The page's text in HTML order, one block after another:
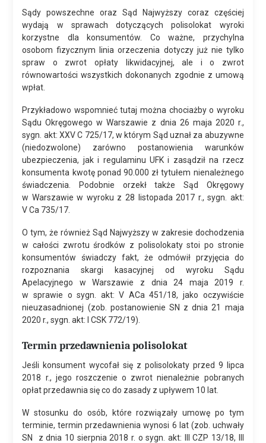
Sądy powszechne oraz Sąd Najwyższy coraz częściej
wydają w sprawach dotyczących polisolokat wyroki
korzystne dla konsumentów. Co ważne, przychylna
osobom fizycznym linia orzeczenia dotyczy już nie tylko
spraw o zwrot opłaty likwidacyjnej, ale i o zwrot
równowartości wszystkich dokonanych zgodnie z umową
wpłat.
Przykładowo wspomnieć tutaj można chociażby o wyroku
Sądu Okręgowego w Warszawie z dnia 26 maja 2020 r.,
sygn. akt: XXV C 725/17, w którym Sąd uznał za abuzywne
(niedozwolone) zarówno postanowienia warunków
ubezpieczenia, jak i regulaminu UFK i zasądził na rzecz
konsumenta kwotę ponad 90.000 zł tytułem nienależnego
świadczenia. Podobnie orzekł także Sąd Okręgowy
w Warszawie w wyroku z 28 listopada 2017 r., sygn. akt:
V Ca 735/17.
O tym, że również Sąd Najwyższy w zakresie dochodzenia
w całości zwrotu środków z polisolokaty stoi po stronie
konsumentów świadczy fakt, że odmówił przyjęcia do
rozpoznania skargi kasacyjnej od wyroku Sądu
Apelacyjnego w Warszawie z dnia 24 maja 2019 r.
w sprawie o sygn. akt: V ACa 451/18, jako oczywiście
nieuzasadnionej (zob. postanowienie SN z dnia 21 maja
2020 r., sygn. akt: I CSK 772/19).
Termin przedawnienia polisolokat
Jeśli konsument wycofał się z polisolokaty przed 9 lipca
2018 r., jego roszczenie o zwrot nienależnie pobranych
opłat przedawnia się co do zasady z upływem 10 lat.
W stosunku do osób, które rozwiązały umowę po tym
terminie, termin przedawnienia wynosi 6 lat (zob. uchwały
SN z dnia 10 sierpnia 2018 r. o sygn. akt: III CZP 13/18, III